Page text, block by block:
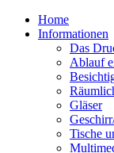
Home
Informationen
Das
Ablauf
Gläser
Tische